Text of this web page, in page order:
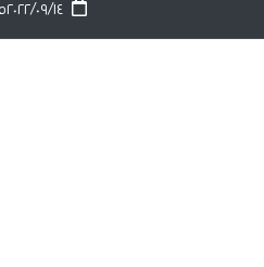
٢٠٢٢/٠٩/١٤م